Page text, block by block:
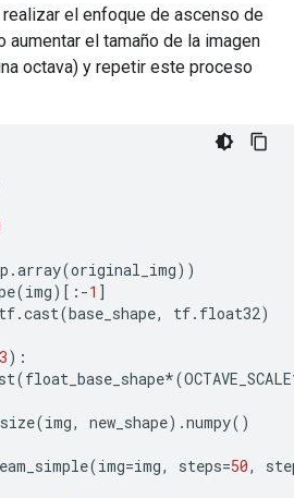
realizar el enfoque de ascenso de
aumentar el tamaño de la imagen
octava) y repetir este proceso
.array(original_img))
(img)[:-1 ]
tf.cast(base_shape, tf. float32)
3):
(float_base_shape*(OCTAVE_SCALE
(img, new_shape).numpy()
(img=img, steps=50,